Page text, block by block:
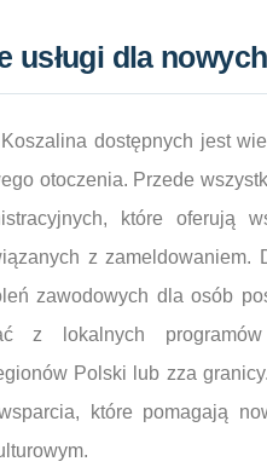
usługi dla
dostępnych jest
otoczenia. Przede
które oferują
z
zawodowych dla osób
z lokalnych
Polski lub zza
które pomagają